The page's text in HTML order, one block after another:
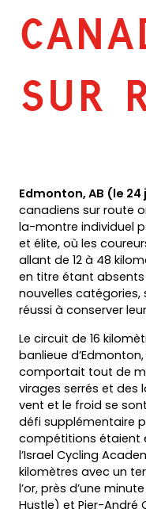
SUR
Edmonton, AB (le 24
canadiens sur route
la-montre individuel
et élite, où les
allant de 12 à 48
en titre étant
nouvelles
réussi à conserver
Le circuit de 16
banlieue
comportait tout de
virages serrés et des
vent et le froid se
défi supplémentaire
compétitions étaient
l’Israel Cycling
kilomètres avec un
l’or, près d’une
Hustle) et Pier-André